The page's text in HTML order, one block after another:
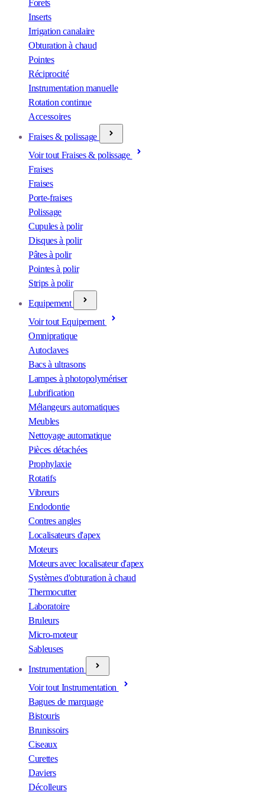
Forets
Inserts
Irrigation canalaire
Obturation à chaud
Pointes
Réciprocité
Instrumentation manuelle
Rotation continue
Accessoires
Fraises & polissage
Voir tout Fraises & polissage
Fraises
Fraises
Porte-fraises
Polissage
Cupules à polir
Disques à polir
Pâtes à polir
Pointes à polir
Strips à polir
Equipement
Voir tout Equipement
Omnipratique
Autoclaves
Bacs à ultrasons
Lampes à photopolymériser
Lubrification
Mélangeurs automatiques
Meubles
Nettoyage automatique
Pièces détachées
Prophylaxie
Rotatifs
Vibreurs
Endodontie
Contres angles
Localisateurs d'apex
Moteurs
Moteurs avec localisateur d'apex
Systèmes d'obturation à chaud
Thermocutter
Laboratoire
Bruleurs
Micro-moteur
Sableuses
Instrumentation
Voir tout Instrumentation
Bagues de marquage
Bistouris
Brunissoirs
Ciseaux
Curettes
Daviers
Décolleurs